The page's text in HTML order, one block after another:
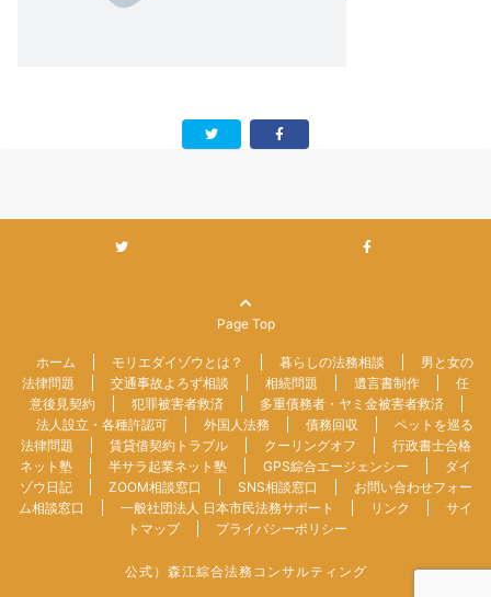
Page Top
ホーム モリエダイゾウとは？ 暮らしの法務相談
男と女の
法律問題
交通事故よろず相談 相続問題 遺言書制作
任
意後見契約
犯罪被害者救済
多重債務者・ヤミ金被害者救済
法人設立・各種許認可
外国人法務 債務回収
ペットを巡る
法律問題
賃貸借契約トラブル クーリングオフ
行政書士合格
ネット塾
半サラ起業ネット塾 GPS綜合エージェンシー
ダイ
ゾウ日記
ZOOM相談窓口 SNS相談窓口
お問い合わせフォー
ム相談窓口
一般社団法人 日本市民法務サポート リンク
サイ
トマップ
プライバシーポリシー
公式）森江綜合法務コンサルティング